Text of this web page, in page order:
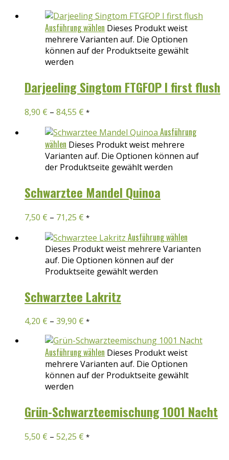
Ausführung wählen Dieses Produkt weist
mehrere Varianten auf. Die Optionen
können auf der Produktseite gewählt
werden
Darjeeling Singtom FTGFOP I first flush
8,90 € – 84,55 € *
Ausführung
wählen Dieses Produkt weist mehrere
Varianten auf. Die Optionen können auf
der Produktseite gewählt werden
Schwarztee Mandel Quinoa
7,50 € – 71,25 € *
Ausführung wählen
Dieses Produkt weist mehrere Varianten
auf. Die Optionen können auf der
Produktseite gewählt werden
Schwarztee Lakritz
4,20 € – 39,90 € *
Ausführung wählen Dieses Produkt weist
mehrere Varianten auf. Die Optionen
können auf der Produktseite gewählt
werden
Grün-Schwarzteemischung 1001 Nacht
5,50 € – 52,25 € *